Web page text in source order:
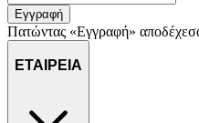
Εγγραφή
Πατώντας «Εγγραφή»
ΕΤΑΙΡΕΙΑ